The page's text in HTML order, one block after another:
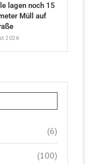
lagen noch 15
Müll auf
2026
(6)
(100)